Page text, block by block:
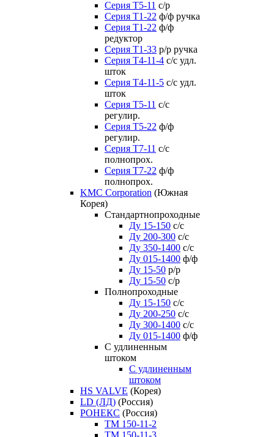
Серия T5-11 с/р
Серия Т1-22 ф/ф ручка
Серия Т1-22 ф/ф
редуктор
Серия T1-33 р/р ручка
Серия Т4-11-4 с/с удл.
шток
Серия Т4-11-5 с/с удл.
шток
Серия Т5-11 с/с
регулир.
Серия Т5-22 ф/ф
регулир.
Серия Т7-11 с/с
полнопрох.
Серия Т7-22 ф/ф
полнопрох.
KMC Corporation (Южная
Корея)
Стандартнопроходные
Ду 15-150 с/с
Ду 200-300 с/с
Ду 350-1400 с/с
Ду 015-1400 ф/ф
Ду 15-50 р/р
Ду 15-50 с/р
Полнопроходные
Ду 15-150 с/с
Ду 200-250 с/с
Ду 300-1400 с/с
Ду 015-1400 ф/ф
С удлиненным
штоком
C удлиненным
штоком
HS VALVE (Корея)
LD (ЛД) (Россия)
РОНЕКС (Россия)
ТM 150-11-2
ТM 150-11-3